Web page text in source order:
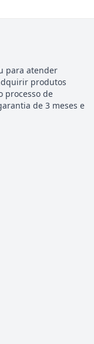
para atender
produtos
processo de
de 3 meses e